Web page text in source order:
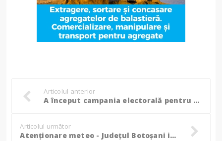
Articolul anterior
A început campania electorală pentru alegerile prezidențiale. 11 candidați doresc să ajungă președintele României!
Articolul următor
Atenționare meteo - Județul Botoșani intră sub avertizare Cod Galben de vânt!